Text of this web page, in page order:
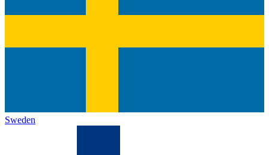
Sweden